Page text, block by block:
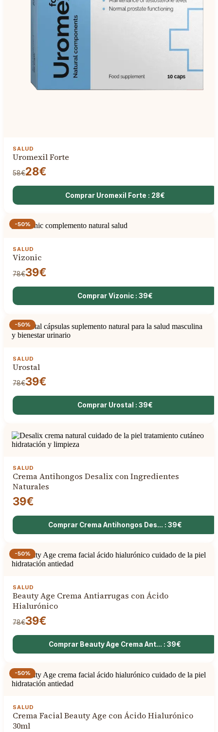
SALUD
Uromexil Forte
58€28€
Comprar Uromexil Forte : 28€
-50%
SALUD
Vizonic
78€39€
Comprar Vizonic : 39€
-50%
SALUD
Urostal
78€39€
Comprar Urostal : 39€
SALUD
Crema Antihongos Desalix con Ingredientes
Naturales
39€
Comprar Crema Antihongos Des... : 39€
-50%
SALUD
Beauty Age Crema Antiarrugas con Ácido
Hialurónico
78€39€
Comprar Beauty Age Crema Ant... : 39€
-50%
SALUD
Crema Facial Beauty Age con Ácido Hialurónico
30ml